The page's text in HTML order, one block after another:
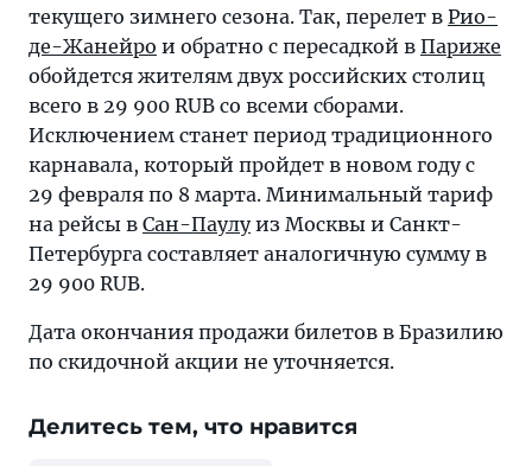
текущего зимнего сезона. Так, перелет в Рио-
де-Жанейро и обратно с пересадкой в Париже
обойдется жителям двух российских столиц
всего в 29 900 RUB со всеми сборами.
Исключением станет период традиционного
карнавала, который пройдет в новом году с
29 февраля по 8 марта. Минимальный тариф
на рейсы в Сан-Паулуиз Москвы и Санкт-
Петербурга составляет аналогичную сумму в
29 900 RUB.
Дата окончания продажи билетов в Бразилию
по скидочной акции не уточняется.
Делитесь тем, что нравится